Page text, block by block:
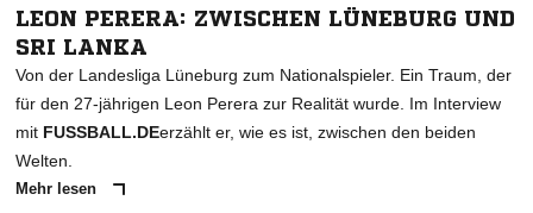
LEON PERERA: ZWISCHEN LÜNEBURG UND
SRI LANKA
Von der Landesliga Lüneburg zum Nationalspieler. Ein Traum, der
für den 27-jährigen Leon Perera zur Realität wurde. Im Interview
mit FUSSBALL.DEerzählt er, wie es ist, zwischen den beiden
Welten.
Mehr lesen